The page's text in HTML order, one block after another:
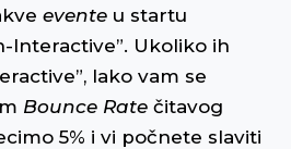
eventeu startu
Interactive”. Ukoliko ih
lako vam se
Bounce Ratečitavog
5% i vi počnete slaviti